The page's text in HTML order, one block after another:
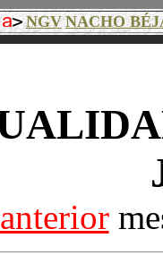
NGV NACHO